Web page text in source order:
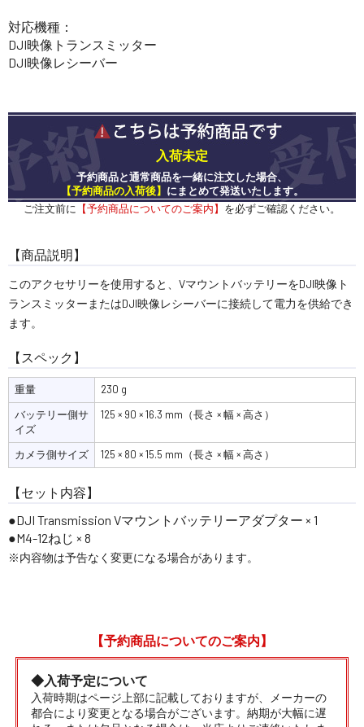
対応機種：
DJI映像トランスミッター
DJI映像レシーバー
入荷未定
予約商品と通常商品を一緒に注文した場合、
【予約商品の入荷後】 にまとめて発送いたします。
ご注文前に
【予約商品についてのご案内】 を必ずご確認ください。
【商品説明】
このアクセサリーを使用すると、VマウントバッテリーをDJI映像ト
ランスミッターまたはDJI映像レシーバーに接続して電力を供給でき
ます。
【スペック】
重量
230 g
バッテリー側サ
イズ
125 × 90 × 16.3 mm（長さ × 幅 × 高さ）
カメラ側サイズ 125 × 80 × 15.5 mm（長さ × 幅 × 高さ）
【セット内容】
DJI Transmission Vマウントバッテリーアダプター × 1
M4-12ねじ × 8
※内容物は予告なく変更になる場合があります。
【予約商品についてのご案内】
◆入荷予定について
入荷時期はページ上部に記載しておりますが、メーカーの
都合により変更となる場合がございます。納期が大幅に遅